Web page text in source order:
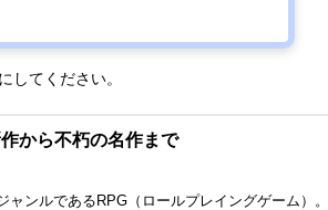
てください。
から不朽の名作まで
ンルであるRPG（ロールプレイングゲーム）。